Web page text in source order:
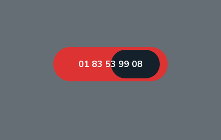
01 83 53 99 08